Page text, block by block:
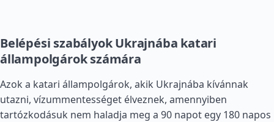
Belépési szabályok Ukrajnába katari
állampolgárok számára
Azok a katari állampolgárok, akik Ukrajnába kívánnak
utazni, vízummentességet élveznek, amennyiben
tartózkodásuk nem haladja meg a 90 napot egy 180 napos